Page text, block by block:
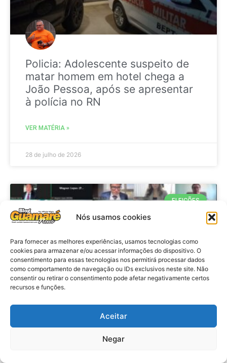
Nós usamos cookies
Para fornecer as melhores experiências, usamos tecnologias como
cookies para armazenar e/ou acessar informações do dispositivo. O
consentimento para essas tecnologias nos permitirá processar dados
como comportamento de navegação ou IDs exclusivos neste site. Não
consentir ou retirar o consentimento pode afetar negativamente certos
recursos e funções.
Aceitar
Negar
Policia: Adolescente suspeito de
matar homem em hotel chega a
João Pessoa, após se apresentar
à polícia no RN
VER MATÉRIA »
28 de julho de 2026
ELEIÇÕES
Eleições 2026: procuradores e
promotores eleitorais realizam
reunião de alinhamento no RN